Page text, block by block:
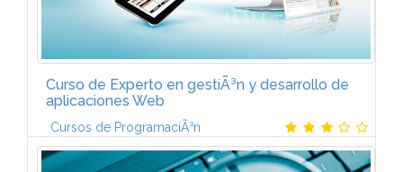
Curso de Experto en gestiÃ³n y desarrollo de
aplicaciones Web
Cursos de ProgramaciÃ³n
El programa de Experto en GestiÃ³n y Desarrollo de